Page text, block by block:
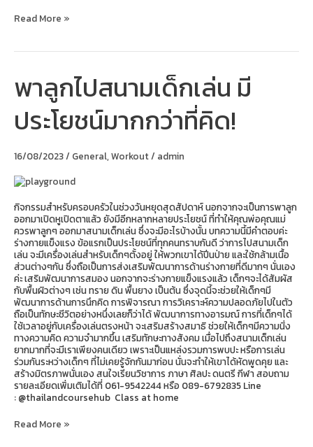
Read More »
พาลูกไปสนามเด็กเล่น มี
ประโยชน์มากกว่าที่คิด!
16/08/2023/ General,Workout/ admin
กิจกรรมสำหรับครอบครัวในช่วงวันหยุดสุดสัปดาห์ นอกจากจะเป็นการพาลูก
ออกมาเปิดหูเปิดตาแล้ว ยังมีอีกหลากหลายประโยชน์ ที่ทำให้คุณพ่อคุณแม่
ควรพาลูกๆ ออกมาสนามเด็กเล่น ซึ่งจะมีอะไรบ้างนั้น บทความนี้มีคำตอบค่ะ
ร่างกายแข็งแรง ข้อแรกเป็นประโยชน์ที่ทุกคนทราบกันดี ว่าการไปสนามเด็ก
เล่น จะมีเครื่องเล่นสำหรับเด็กๆตั้งอยู่ ให้พวกเขาได้ปีนป่าย และใช้กล้ามเนื้อ
ส่วนต่างๆกัน ซึ่งถือเป็นการส่งเสริมพัฒนาการด้านร่างกายที่ดีมากๆ นั่นเอง
ค่ะ เสริมพัฒนาการสมอง นอกจากจะร่างกายแข็งแรงแล้ว เด็กๆจะได้สัมผัส
กับพื้นผิวต่างๆ เช่น ทราย ดิน พื้นยาง เป็นต้น ซึ่งจุดนี้จะช่วยให้เด็กๆมี
พัฒนาการด้านการนึกคิด การพิจารณา การวิเคราะห์ความปลอดภัยไปในตัว
ถือเป็นทักษะชีวิตอย่างหนึ่งเลยก็ว่าได้ พัฒนาการทางอารมณ์ การที่เด็กๆได้
ใช้เวลาอยู่กับเครื่องเล่นตรงหน้า จะเสริมสร้างสมาธิ ช่วยให้เด็กๆมีความนิ่ง
ทางความคิด ความจำมากขึ้น เสริมทักษะทางสังคม เมื่อไปถึงสนามเด็กเล่น
ยากมากที่จะมีเราเพียงคนเดียว เพราะเป็นแหล่งรวมการพบปะ หรือการเล่น
ร่วมกันระหว่างเด็กๆ ที่ไม่เคยรู้จักกันมาก่อน นั่นจะทำให้เขาได้หัดพูดคุย และ
สร้างมิตรภาพนั่นเอง สนใจเรียนวิชาการ ภาษา ศิลปะ ดนตรี กีฬา สอบถาม
รายละเอียดเพิ่มเติมได้ที่ 061-9542244 หรือ 089-6792835 Line
: @thailandcoursehub Class at home
ลูก
ไป
สนาม
เด็ก
ประโยชน์
ที่
Read More »